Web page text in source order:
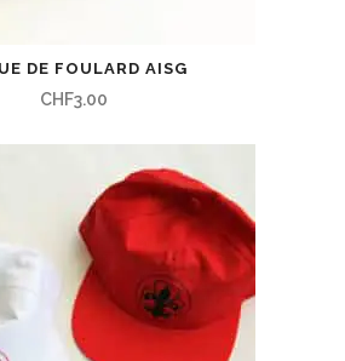
DE FOULARD AISG
CHF3.00